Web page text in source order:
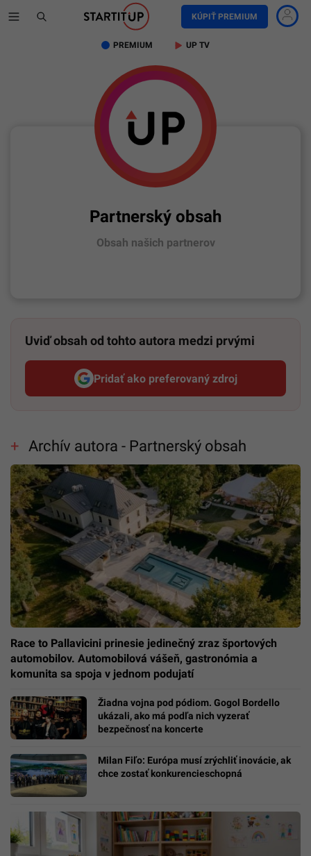
KÚPIŤ PREMIUM
PREMIUM UP TV
Partnerský obsah
Obsah našich partnerov
Uviď obsah od tohto autora medzi prvými
Pridať ako preferovaný zdroj
Startitup, odkaz sa otvorí v
Archív autora - Partnerský obsah
Race to Pallavicini prinesie jedinečný zraz športových
automobilov. Automobilová vášeň, gastronómia a
komunita sa spoja v jednom podujatí
Žiadna vojna pod pódiom. Gogol Bordello
ukázali, ako má podľa nich vyzerať
bezpečnosť na koncerte
Milan Fiľo: Európa musí zrýchliť inovácie, ak
chce zostať konkurencieschopná